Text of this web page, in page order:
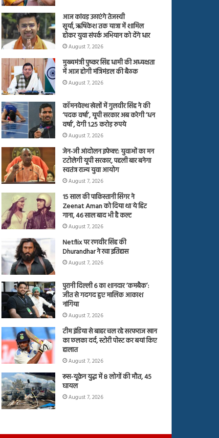
आज कांवड़ उठाएंगे तेजस्वी
सूर्या, ऋषिकेश तक यात्रा में शामिल
होकर युवा संपर्क अभियान को देंगे धार
August 7, 2026
मुख्यमंत्री पुष्कर सिंह धामी की अध्यक्षता
में आज होगी मंत्रिमंडल की बैठक
August 7, 2026
कॉमनवेल्थ खेलों में गुलवीर सिंह ने की
‘पदक वर्षा’, यूपी सरकार अब करेगी ‘धन
वर्षा’, देगी 1.25 करोड़ रुपये
August 7, 2026
जेन-जी आंदोलन इफेक्ट: युवाओं का मन
टटोलेगी यूपी सरकार, पहली बार बनेगा
स्वतंत्र राज्य युवा आयोग
August 7, 2026
15 साल की पाकिस्तानी सिंगर ने
Zeenat Aman को दिया था ये हिट
गाना, 46 साल बाद भी है कल्ट
August 7, 2026
Netflix पर रणवीर सिंह की
Dhurandhar ने रचा इतिहास
August 7, 2026
पुरानी दिल्ली 6 का शानदार ‘कमबैक’:
जीत से गदगद हुए मालिक आकाश
नांगिया
August 7, 2026
टीम इंडिया से बाहर चल रहे सरफराज खान
का छलका दर्द, स्टोरी पोस्ट कर बयां किए
हालात
August 7, 2026
रूस-यूक्रेन युद्ध में 8 लोगों की मौत, 45
घायल
August 7, 2026